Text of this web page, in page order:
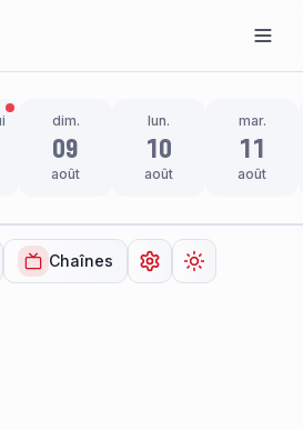
dim.
09
août
lun.
10
août
mar.
11
août
Chaînes Ouvrir lesChanger de